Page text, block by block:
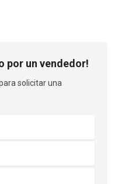
por un vendedor!